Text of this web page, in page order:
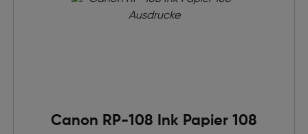
Canon RP-108 Ink Papier 108